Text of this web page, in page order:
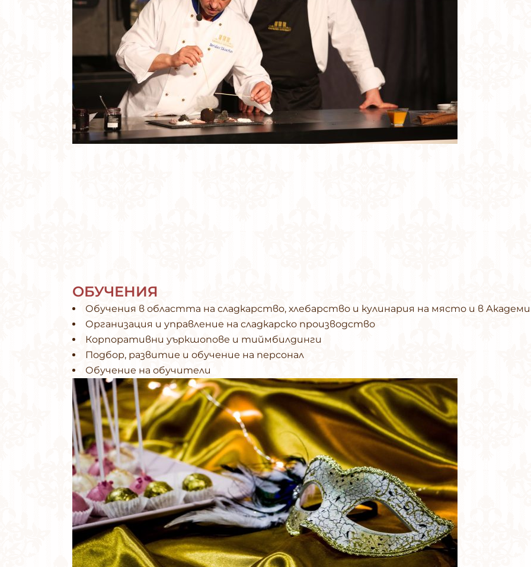
ОБУЧЕНИЯ
Обучения в областта на сладкарство, хлебарство и кулинария на място и в
Организация и управление на сладкарско производство
Корпоративни уъркшопове и тиймбилдинги
Подбор, развитие и обучение на персонал
Обучение на обучители